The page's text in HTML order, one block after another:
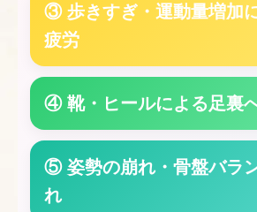
③ 歩きすぎ・運動量増加
疲労
④ 靴・ヒールによる足裏
⑤ 姿勢の崩れ・骨盤バラ
れ